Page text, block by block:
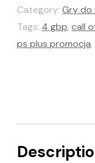
Category: Gry do
Tags: 4 gbp, call
ps plus promocja,